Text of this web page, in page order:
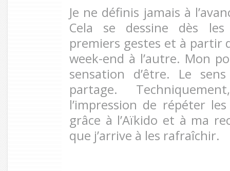
Je ne définis jamais à
Cela se dessine dès
premiers gestes et à partir
week-end à l’autre. Mon
sensation d’être. Le
partage.
l’impression de répéter
grâce à l’Aïkido et à ma
que j’arrive à les rafraîchir.